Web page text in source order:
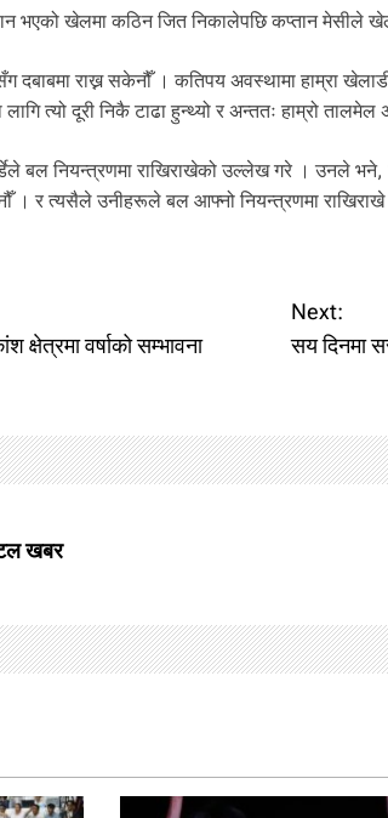
भएको खेलमा कठिन जित निकालेपछि कप्तान मेसीले
दबाबमा राख्न सकेनौँ । कतिपय अवस्थामा हाम्रा
त्यो दूरी निकै टाढा हुन्थ्यो र अन्ततः हाम्रो
बल नियन्त्रणमा राखिराखेको उल्लेख गरे । उनले
। र त्यसैले उनीहरूले बल आफ्नो नियन्त्रणमा राखिराखे
वर्षाको सम्भावना
Next:
सय दिनमा
खबर